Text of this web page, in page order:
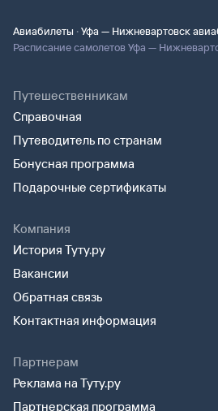
Авиабилеты ·Уфа — Нижневартовск
Расписание самолетов Уфа —
Путешественникам
Справочная
Путеводитель по странам
Бонусная программа
Подарочные сертификаты
Компания
История Туту.ру
Вакансии
Обратная связь
Контактная информация
Партнерам
Реклама на Туту.ру
Партнерская программа